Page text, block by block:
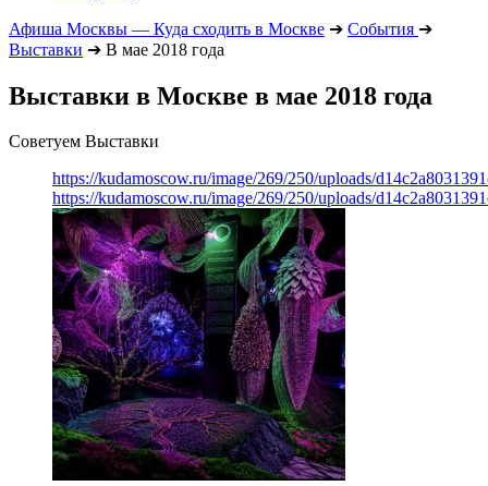
Афиша Москвы — Куда сходить в Москве ➔ События ➔
Выставки ➔ В мае 2018 года
Выставки в Москве в мае 2018 года
Советуем Выставки
https://kudamoscow.ru/image/269/250/uploads/
https://kudamoscow.ru/image/269/250/uploads/